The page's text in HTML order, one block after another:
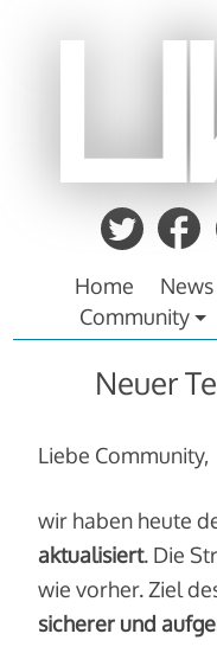
Home News
Community
Neuer
Liebe Community,
wir haben heute
aktualisiert. Die
wie vorher. Ziel
sicherer und